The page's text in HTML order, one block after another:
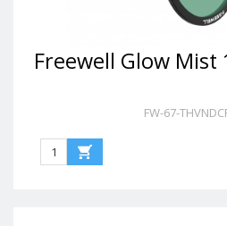
Freewell Glow
FW-67-